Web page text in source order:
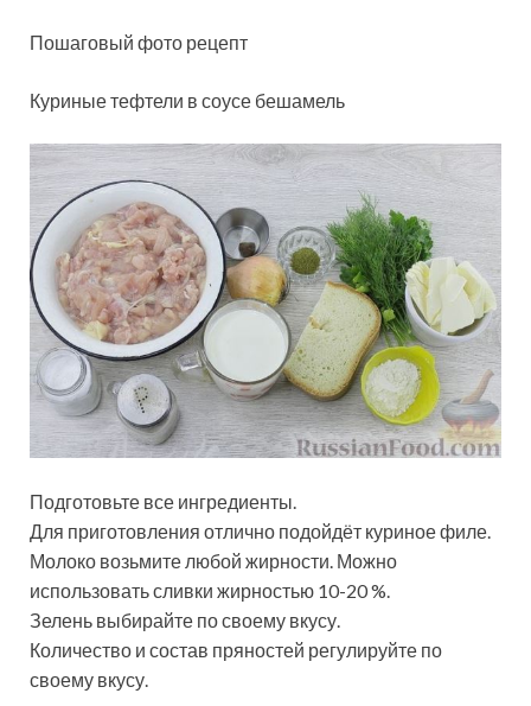
Пошаговый фото рецепт
Куриные тефтели в соусе бешамель
Подготовьте все ингредиенты.
Для приготовления отлично подойдёт куриное филе.
Молоко возьмите любой жирности. Можно
использовать сливки жирностью 10-20 %.
Зелень выбирайте по своему вкусу.
Количество и состав пряностей регулируйте по
своему вкусу.